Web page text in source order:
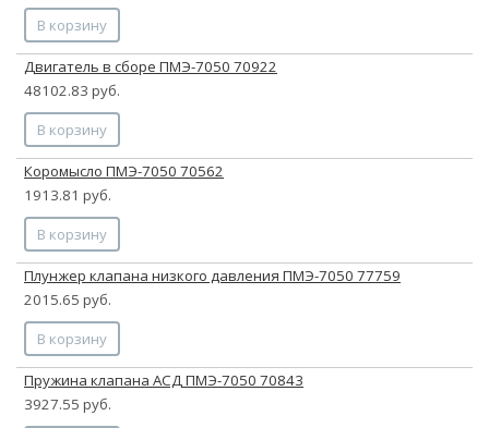
В корзину
Двигатель в сборе ПМЭ-7050 70922
48102.83 руб.
В корзину
Коромысло ПМЭ-7050 70562
1913.81 руб.
В корзину
Плунжер клапана низкого давления ПМЭ-7050 77759
2015.65 руб.
В корзину
Пружина клапана АСД ПМЭ-7050 70843
3927.55 руб.